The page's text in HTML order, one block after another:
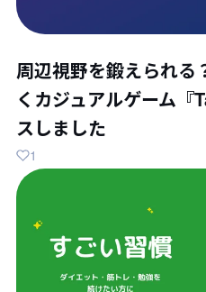
周辺視野を鍛えられる
くカジュアルゲーム『
スしました
1